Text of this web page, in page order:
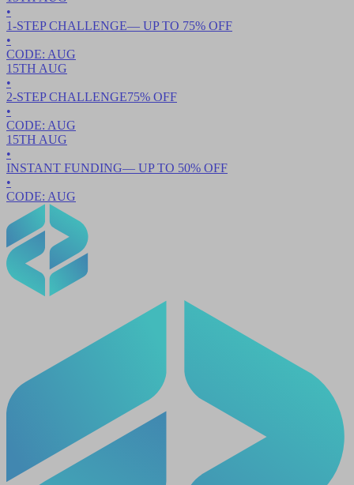
•
1-STEP CHALLENGE— UP TO 75% OFF
•
CODE: AUG
15TH AUG
•
2-STEP CHALLENGE75% OFF
•
CODE: AUG
15TH AUG
•
INSTANT FUNDING— UP TO 50% OFF
•
CODE: AUG